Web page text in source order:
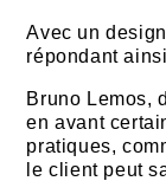
Avec un
répondant
Bruno Lemos,
en avant
pratiques,
le client peut